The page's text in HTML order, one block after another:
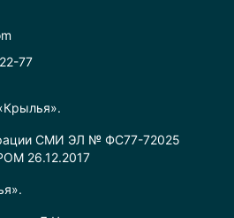
СМИ ЭЛ № ФС77-72025
26.12.2017
77